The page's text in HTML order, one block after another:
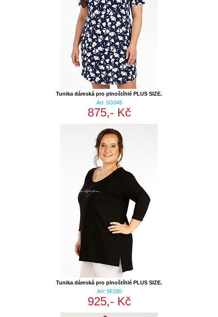
Tunika dámská pro plnoštíhlé PLUS SIZE.
Art: 5G045
875,- Kč
Tunika dámská pro plnoštíhlé PLUS SIZE.
Art: 5F290
925,- Kč